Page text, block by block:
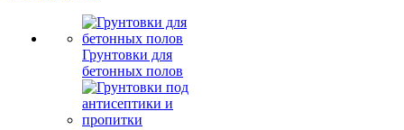
Грунтовки для
бетонных полов